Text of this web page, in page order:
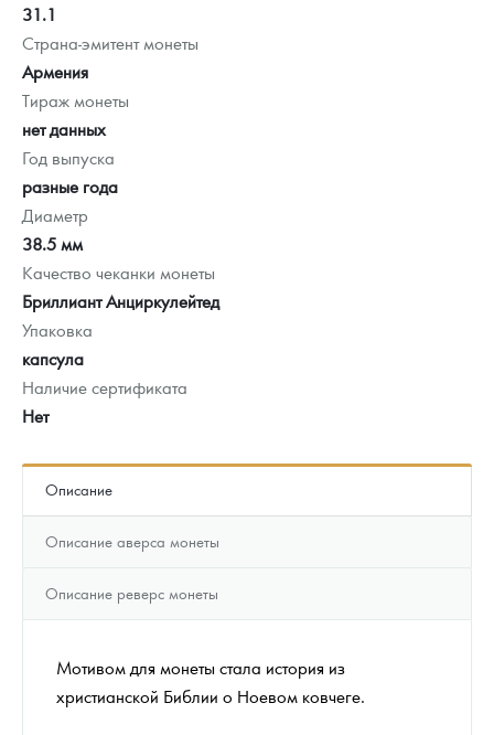
31.1
Страна-эмитент монеты
Армения
Тираж монеты
нет данных
Год выпуска
разные года
Диаметр
38.5 мм
Качество чеканки монеты
Бриллиант Анциркулейтед
Упаковка
капсула
Наличие сертификата
Нет
Описание
Описание аверса монеты
Описание реверс монеты
Мотивом для монеты стала история из
христианской Библии о Ноевом ковчеге.